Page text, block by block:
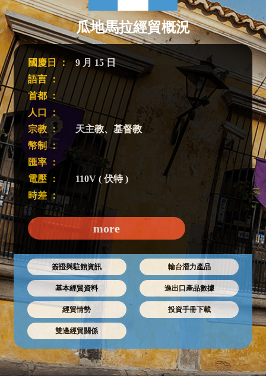
瓜地馬拉經貿概況
國慶日 ：
9 月 15 日
語言 ：
首都 ：
人口 ：
宗教 ：
天主教、基督教
幣制 ：
匯率 ：
電壓 ：
110V ( 伏特 )
時差 ：
more
簽證與駐館資訊 輸台潛力產品
基本經貿資料 進出口產品數據
經貿情勢 投資手冊下載
雙邊經貿關係